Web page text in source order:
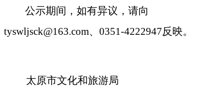
公示期间，如有异议， 请向
tyswljsck@163.com、0351-4222947反映。
太原市文化和旅游局